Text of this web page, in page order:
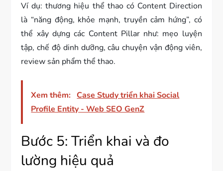
Ví dụ: thương hiệu thể thao có Content Direction
là “năng động, khỏe mạnh, truyền cảm hứng”, có
thể xây dựng các Content Pillar như: mẹo luyện
tập, chế độ dinh dưỡng, câu chuyện vận động viên,
review sản phẩm thể thao.
Xem thêm: Case Study triển khai Social
Profile Entity - Web SEO GenZ
Bước 5: Triển khai và đo
lường hiệu quả